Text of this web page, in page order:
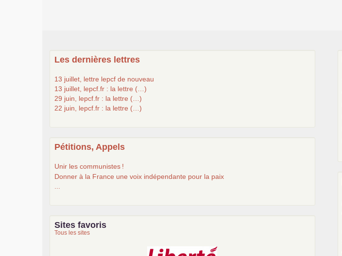
Les dernières lettres
13 juillet, lettre lepcf de nouveau
13 juillet, lepcf.fr : la lettre (…)
29 juin, lepcf.fr : la lettre (…)
22 juin, lepcf.fr : la lettre (…)
Pétitions, Appels
Unir les communistes !
Donner à la France une voix indépendante pour la paix
Sites favoris
Tous les sites